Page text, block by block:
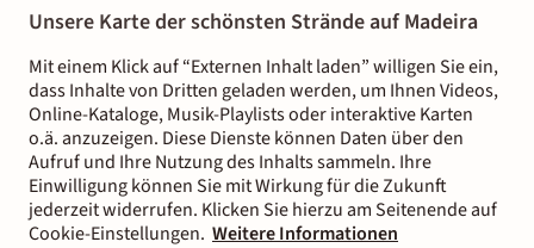
Unsere Karte der schönsten Strände auf Madeira
Mit einem Klick auf “Externen Inhalt laden” willigen Sie ein,
dass Inhalte von Dritten geladen werden, um Ihnen Videos,
Online-Kataloge, Musik-Playlists oder interaktive Karten
o.ä. anzuzeigen. Diese Dienste können Daten über den
Aufruf und Ihre Nutzung des Inhalts sammeln. Ihre
Einwilligung können Sie mit Wirkung für die Zukunft
jederzeit widerrufen. Klicken Sie hierzu am Seitenende auf
Cookie-Einstellungen. Weitere Informationen